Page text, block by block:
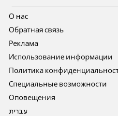
О нас
Обратная связь
Реклама
Использование информации
Политика
Специальные возможности
Оповещения
עברית